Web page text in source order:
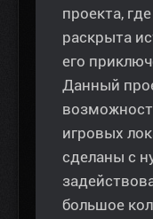
проекта,
раскрыта
его
Данный
игровых
сделаны с
большое